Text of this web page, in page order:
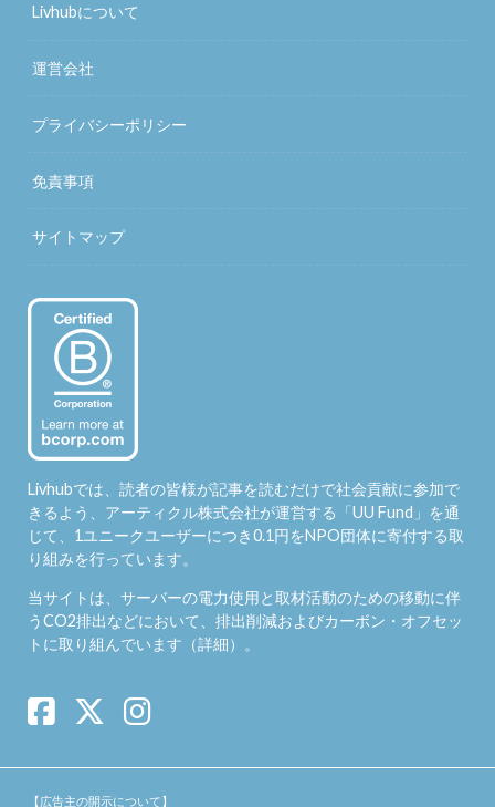
Livhubについて
運営会社
プライバシーポリシー
免責事項
サイトマップ
Livhubでは、読者の皆様が記事を読むだけで社会貢献に参加で
きるよう、アーティクル株式会社が運営する「UU Fund 」を通
じて、1ユニークユーザーにつき0.1円をNPO団体に寄付する取
り組みを行っています。
当サイトは、サーバーの電力使用と取材活動のための移動に伴
うCO2排出などにおいて、排出削減およびカーボン・オフセッ
トに取り組んでいます（詳細）。
【広告主の開示について】